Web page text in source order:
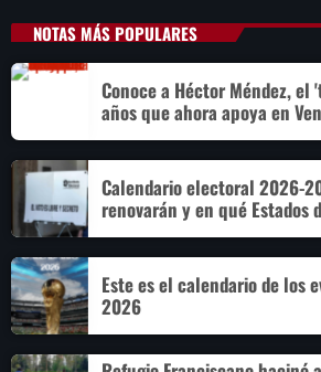
NOTAS MÁS POPULARES
Conoce a Héctor Méndez, el
años que ahora apoya en
Calendario electoral 2026-
renovarán y en qué Estados
Este es el calendario de los
2026